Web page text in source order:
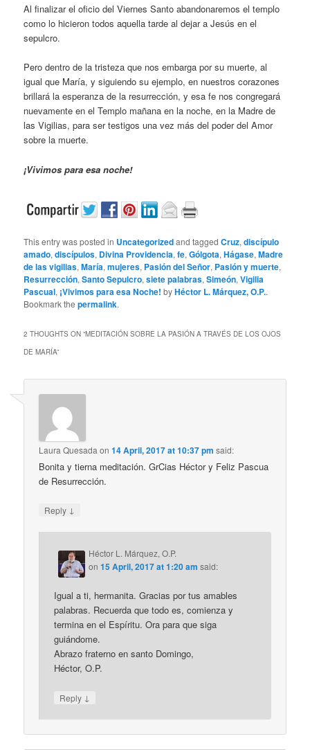
Al finalizar el oficio del Viernes Santo abandonaremos el templo
como lo hicieron todos aquella tarde al dejar a Jesús en el
sepulcro.
Pero dentro de la tristeza que nos embarga por su muerte, al
igual que María, y siguiendo su ejemplo, en nuestros corazones
brillará la esperanza de la resurrección, y esa fe nos congregará
nuevamente en el Templo mañana en la noche, en la Madre de
las Vigilias, para ser testigos una vez más del poder del Amor
sobre la muerte.
¡Vivimos para esa noche!
This entry was posted in Uncategorizedand taggedCruz,discípulo
amado,discípulos, Divina Providencia,fe,Gólgota,Hágase,Madre
de las vigilias,María,mujeres, Pasión del Señor, Pasión y muerte,
Resurrección,Santo Sepulcro,siete palabras,Simeón,Vigilia
Pascual, ¡Vivimos para esa Noche! byHéctor L. Márquez, O.P..
Bookmark thepermalink.
2 THOUGHTS ON “MEDITACIÓN SOBRE LA PASIÓN A TRAVÉS DE LOS OJOS
DE MARÍA”
Laura Quesada on14 April, 2017 at 10:37 pm said:
Bonita y tierna meditación. GrCias Héctor y Feliz Pascua
de Resurrección.
Reply ↓
Héctor L. Márquez, O.P.
on15 April, 2017 at 1:20 am said:
Igual a ti, hermanita. Gracias por tus amables
palabras. Recuerda que todo es, comienza y
termina en el Espíritu. Ora para que siga
guiándome.
Abrazo fraterno en santo Domingo,
Héctor, O.P.
Reply ↓